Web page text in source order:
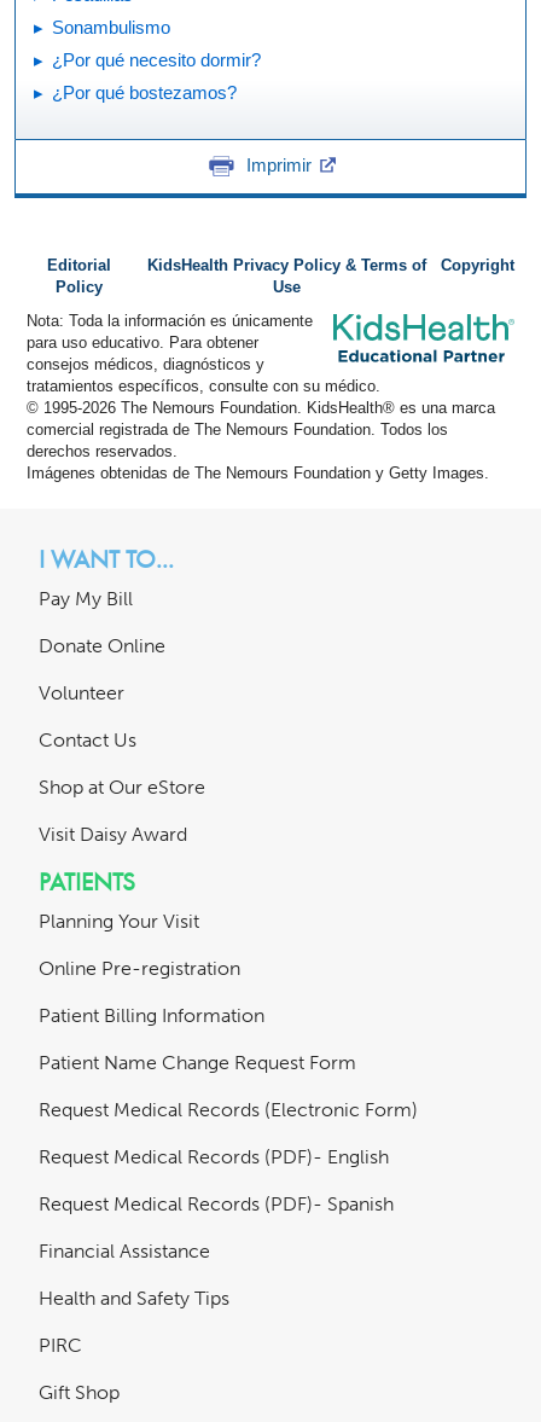
Sonambulismo
¿Por qué necesito dormir?
¿Por qué bostezamos?
Imprimir
Editorial
Policy
KidsHealth Privacy Policy & Terms of
Use
Copyright
Nota: Toda la información es únicamente
para uso educativo. Para obtener
consejos médicos, diagnósticos y
tratamientos específicos, consulte con su médico.
© 1995-2026 The Nemours Foundation. KidsHealth® es una marca
comercial registrada de The Nemours Foundation. Todos los
derechos reservados.
Imágenes obtenidas de The Nemours Foundation y Getty Images.
I WANT TO...
Pay My Bill
Donate Online
Volunteer
Contact Us
Shop at Our eStore
Visit Daisy Award
PATIENTS
Planning Your Visit
Online Pre-registration
Patient Billing Information
Patient Name Change Request Form
Request Medical Records (Electronic Form)
Request Medical Records (PDF)- English
Request Medical Records (PDF)- Spanish
Financial Assistance
Health and Safety Tips
PIRC
Gift Shop